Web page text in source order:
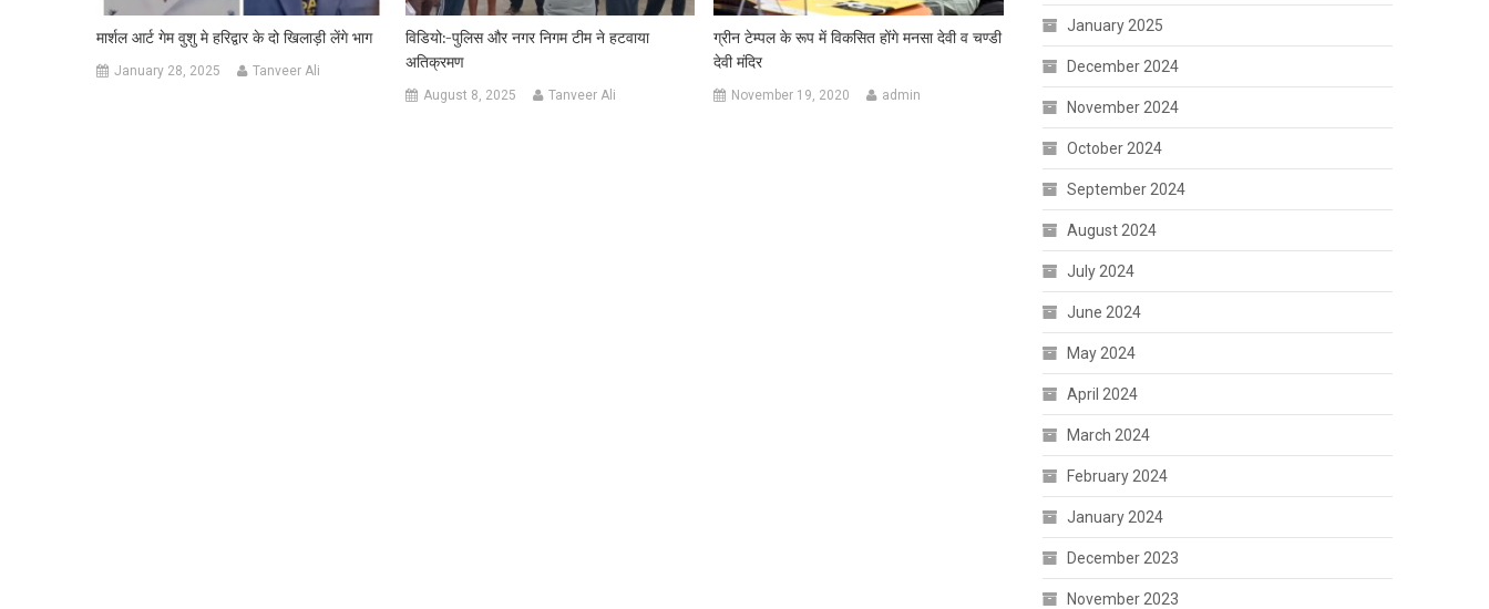
मार्शल आर्ट गेम वुशु मे हरिद्वार के दो खिलाड़ी लेंगे भाग
January 28, 2025 Tanveer Ali
विडियो:-पुलिस और नगर निगम टीम ने हटवाया
अतिक्रमण
August 8, 2025 Tanveer Ali
ग्रीन टेम्पल के रूप में विकसित होंगे मनसा देवी व चण्डी
देवी मंदिर
November 19, 2020 admin
January 2025
December 2024
November 2024
October 2024
September 2024
August 2024
July 2024
June 2024
May 2024
April 2024
March 2024
February 2024
January 2024
December 2023
November 2023